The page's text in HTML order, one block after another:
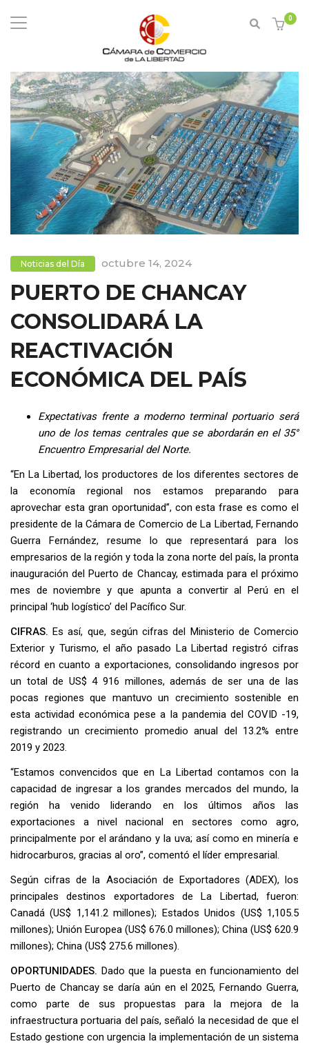
0
Noticias del Día octubre 14, 2024
PUERTO DE CHANCAY
CONSOLIDARÁ LA
REACTIVACIÓN
ECONÓMICA DEL PAÍS
Expectativas frente a moderno terminal portuario será
uno de los temas centrales que se abordarán en el 35°
Encuentro Empresarial del Norte.
“En La Libertad, los productores de los diferentes sectores de
la economía regional nos estamos preparando para
aprovechar esta gran oportunidad”, con esta frase es como el
presidente de la Cámara de Comercio de La Libertad, Fernando
Guerra Fernández, resume lo que representará para los
empresarios de la región y toda la zona norte del país, la pronta
inauguración del Puerto de Chancay, estimada para el próximo
mes de noviembre y que apunta a convertir al Perú en el
principal ‘hub logístico’ del Pacífico Sur.
CIFRAS. Es así, que, según cifras del Ministerio de Comercio
Exterior y Turismo, el año pasado La Libertad registró cifras
récord en cuanto a exportaciones, consolidando ingresos por
un total de US$ 4 916 millones, además de ser una de las
pocas regiones que mantuvo un crecimiento sostenible en
esta actividad económica pese a la pandemia del COVID -19,
registrando un crecimiento promedio anual del 13.2% entre
2019 y 2023.
“Estamos convencidos que en La Libertad contamos con la
capacidad de ingresar a los grandes mercados del mundo, la
región ha venido liderando en los últimos años las
exportaciones a nivel nacional en sectores como agro,
principalmente por el arándano y la uva; así como en minería e
hidrocarburos, gracias al oro”, comentó el líder empresarial.
Según cifras de la Asociación de Exportadores (ADEX), los
principales destinos exportadores de La Libertad, fueron:
Canadá (US$ 1,141.2 millones); Estados Unidos (US$ 1,105.5
millones); Unión Europea (US$ 676.0 millones); China (US$ 620.9
millones); China (US$ 275.6 millones).
OPORTUNIDADES. Dado que la puesta en funcionamiento del
Puerto de Chancay se daría aún en el 2025, Fernando Guerra,
como parte de sus propuestas para la mejora de la
infraestructura portuaria del país, señaló la necesidad de que el
Estado gestione con urgencia la implementación de un sistema